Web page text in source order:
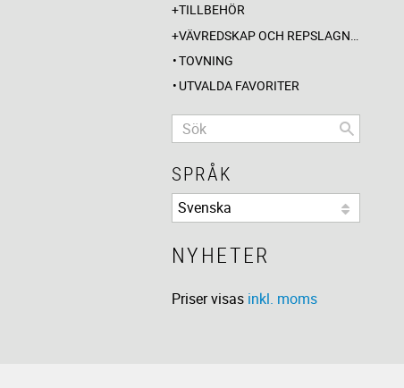
TILLBEHÖR
VÄVREDSKAP OCH REPSLAGNING
TOVNING
UTVALDA FAVORITER
SPRÅK
NYHETER
Priser visas inkl. moms